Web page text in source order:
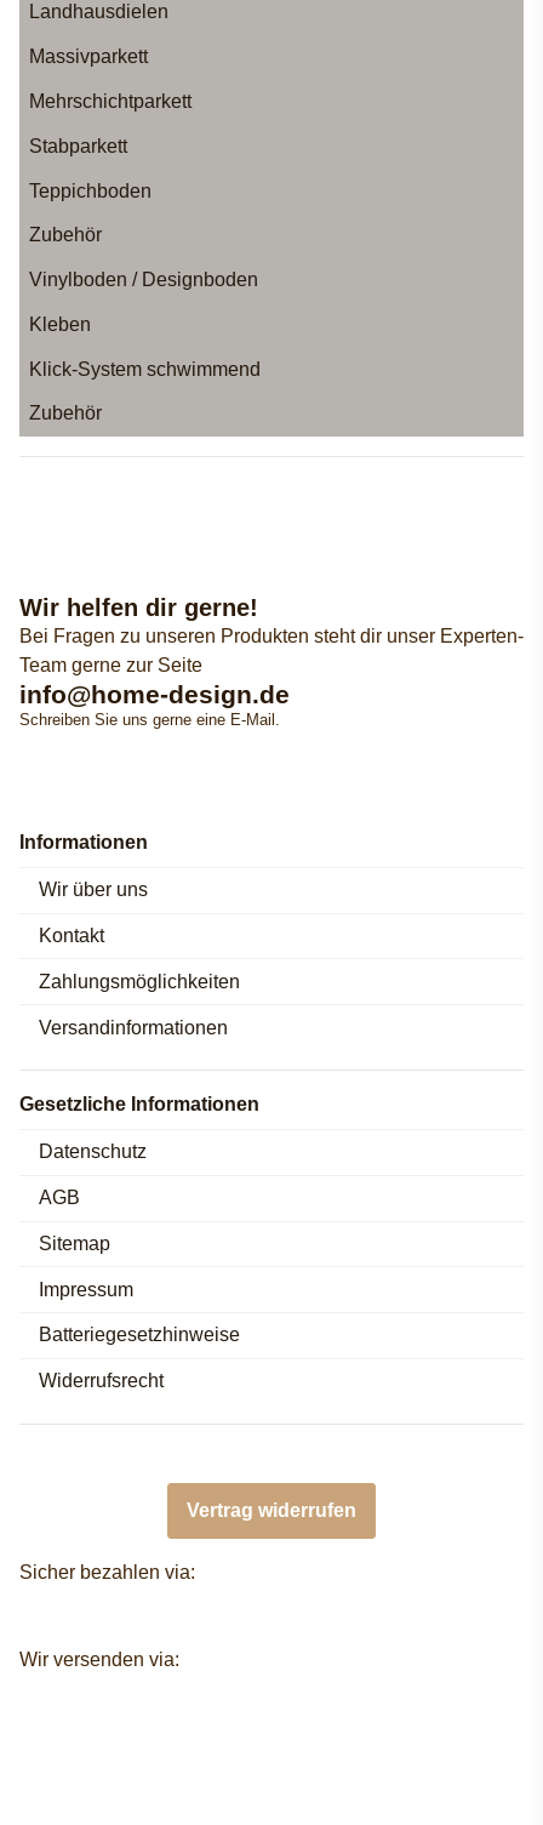
Landhausdielen
Massivparkett
Mehrschichtparkett
Stabparkett
Teppichboden
Zubehör
Vinylboden / Designboden
Kleben
Klick-System schwimmend
Zubehör
Wir helfen dir gerne!
Bei Fragen zu unseren Produkten steht dir unser Experten-
Team gerne zur Seite
info@home-design.de
Schreiben Sie uns gerne eine E-Mail.
Informationen
Wir über uns
Kontakt
Zahlungsmöglichkeiten
Versandinformationen
Gesetzliche Informationen
Datenschutz
AGB
Sitemap
Impressum
Batteriegesetzhinweise
Widerrufsrecht
Vertrag widerrufen
Sicher bezahlen via:
Wir versenden via: